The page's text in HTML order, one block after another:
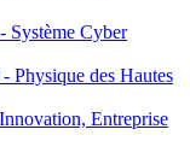
Système Cyber
Physique des Hautes
Entreprise